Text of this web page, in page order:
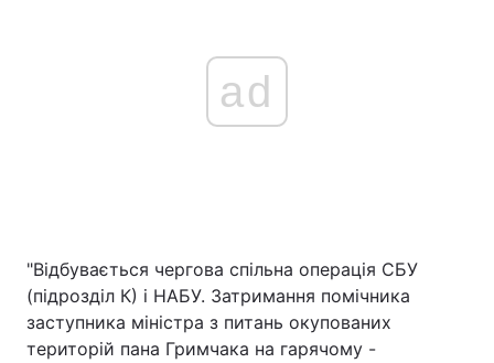
ad
"Відбувається чергова спільна операція СБУ
(підрозділ К) і НАБУ. Затримання помічника
заступника міністра з питань окупованих
територій пана Гримчака на гарячому -